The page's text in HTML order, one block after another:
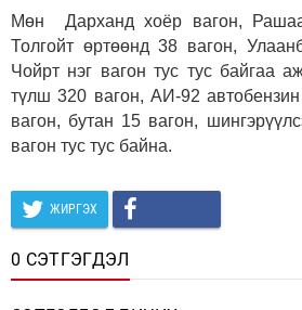
Мөн Дарханд хоёр вагон,
Толгойт өртөөнд 38 вагон,
Чойрт нэг вагон тус тус байгаа
түлш 320 вагон, АИ-92
вагон, бутан 15 вагон,
вагон тус тус байна.
ЖИРГЭХ
0 СЭТГЭГДЭЛ